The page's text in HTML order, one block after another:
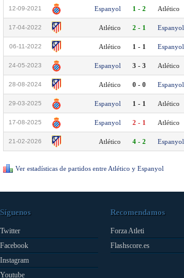
12-09-2021 Espanyol 1 - 2 Atlético
17-04-2022 Atlético 2 - 1 Espanyol
06-11-2022 Atlético 1 - 1 Espanyol
24-05-2023 Espanyol 3 - 3 Atlético
28-08-2024 Atlético 0 - 0 Espanyol
29-03-2025 Espanyol 1 - 1 Atlético
17-08-2025 Espanyol 2 - 1 Atlético
21-02-2026 Atlético 4 - 2 Espanyol
Ver estadísticas de partidos entre Atlético y Espanyol
Síguenos
Twitter
Facebook
Instagram
Youtube
Recomendamos
Forza Atleti
Flashscore.es